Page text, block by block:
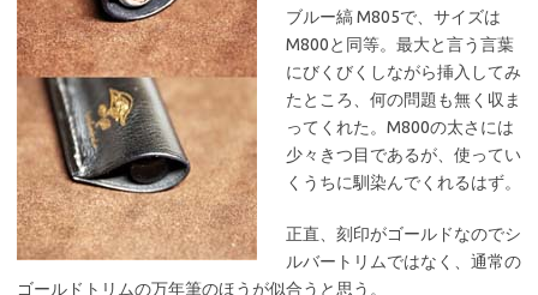
ブルー縞 M805で、サイズは
M800と同等。最大と言う言葉
にびくびくしながら挿入してみ
たところ、何の問題も無く収ま
ってくれた。M800の太さには
少々きつ目であるが、使ってい
くうちに馴染んでくれるはず。
正直、刻印がゴールドなのでシ
ルバートリムではなく、通常の
ゴールドトリムの万年筆のほうが似合うと思う。